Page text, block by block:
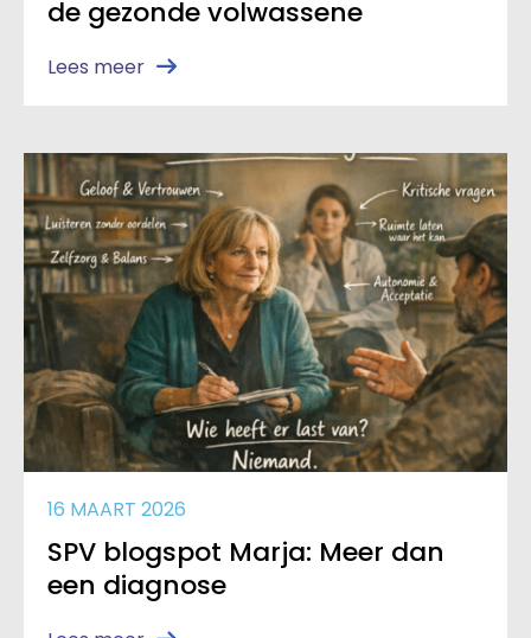
de gezonde volwassene
Lees meer
16 MAART 2026
SPV blogspot Marja: Meer dan
een diagnose